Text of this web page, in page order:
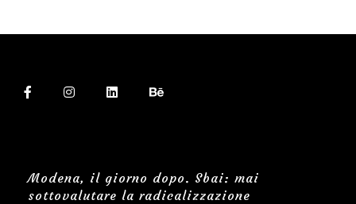
Modena, il giorno dopo. Sbai: mai
sottovalutare la radicalizzazione